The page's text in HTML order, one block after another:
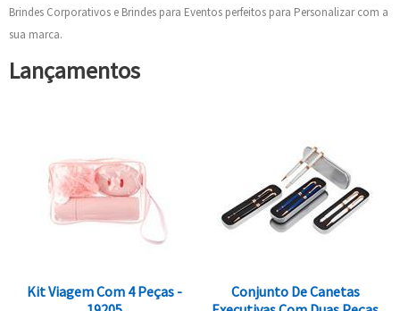
Brindes Corporativos e Brindes para Eventos perfeitos para Personalizar com a
sua marca.
Lançamentos
Kit Viagem Com 4 Peças -
Conjunto De Canetas